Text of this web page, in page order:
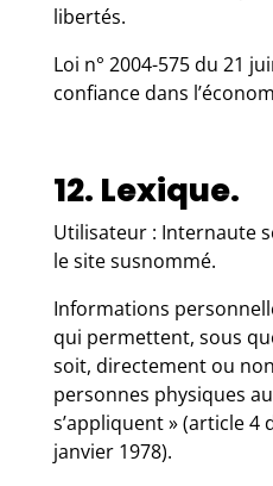
libertés.
Loi n° 2004-575 du 21
confiance dans
12. Lexique.
Utilisateur : Internaute
le site susnommé.
Informations
qui permettent, sous
soit, directement ou
personnes physiques
s’appliquent » (article 4
janvier 1978).